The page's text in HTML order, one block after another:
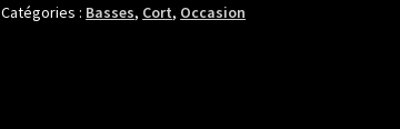
PLUS
Catégories : Basses, Cort, Occasion